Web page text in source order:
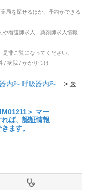
局を探せるほか、予約ができる
や看護師求人、薬剤師求人情報
非ご覧になってください。
/ 病院 / かかりつけ
内科 呼吸器内科... > 医